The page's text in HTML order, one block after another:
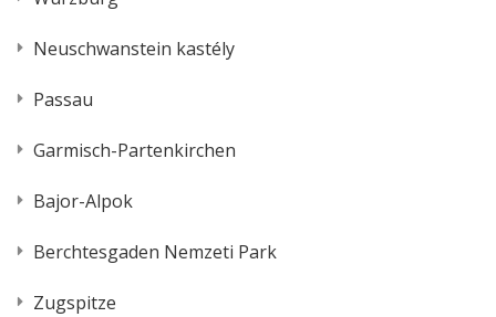
Neuschwanstein kastély
Passau
Garmisch-Partenkirchen
Bajor-Alpok
Berchtesgaden Nemzeti Park
Zugspitze